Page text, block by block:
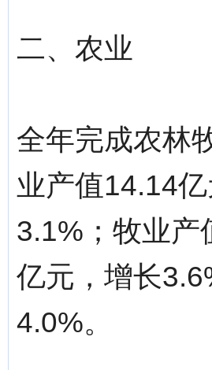
二、农业
全年完成农林
业产值14.14
3.1%；牧业产
亿元，增长
4.0%。